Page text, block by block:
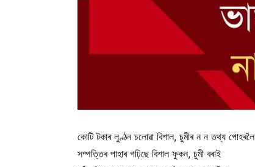
কোটি টকাৰ লুণ্ঠন চলোৱা বিশাল, চুমীৰ ন ন তথ্য পোহৰলৈ
সম্পত্তিৰ পাহাৰ গঢ়িছে বিশাল ফুকন, চুমী বৰাই